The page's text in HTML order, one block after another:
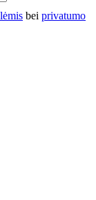
bei privatumo